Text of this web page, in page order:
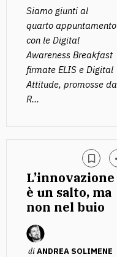
Siamo giunti al
quarto appuntamento
con le Digital
Awareness Breakfast
firmate ELIS e Digital
Attitude, promosse da
R...
L’innovazione
è un salto, ma
non nel buio
diANDREA SOLIMENE